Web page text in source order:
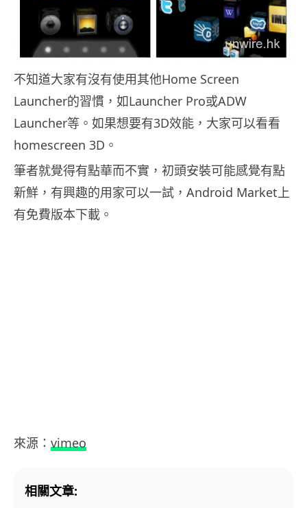
不知道大家有沒有使用其他Home Screen
Launcher的習慣，如Launcher Pro或ADW
Launcher等。如果想要有3D效能，大家可以看看
homescreen 3D。
筆者就覺得有點華而不實，初頭安裝可能感覺有點
新鮮，有興趣的用家可以一試，Android Market上
有免費版本下載。
來源： vimeo
相關文章: